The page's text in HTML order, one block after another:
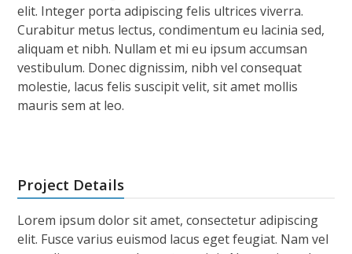
elit. Integer porta adipiscing felis ultrices viverra.
Curabitur metus lectus, condimentum eu lacinia sed,
aliquam et nibh. Nullam et mi eu ipsum accumsan
vestibulum. Donec dignissim, nibh vel consequat
molestie, lacus felis suscipit velit, sit amet mollis
mauris sem at leo.
Project Details
Lorem ipsum dolor sit amet, consectetur adipiscing
elit. Fusce varius euismod lacus eget feugiat. Nam vel